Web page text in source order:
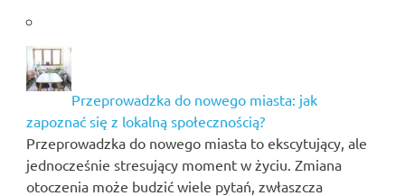
Przeprowadzka do nowego miasta: jak
zapoznać się z lokalną społecznością?
Przeprowadzka do nowego miasta to ekscytujący, ale
jednocześnie stresujący moment w życiu. Zmiana
otoczenia może budzić wiele pytań, zwłaszcza